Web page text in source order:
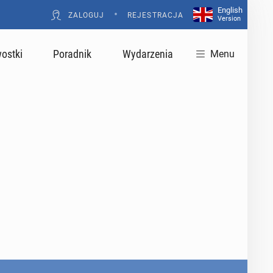
ZALOGUJ • REJESTRACJA
English
Version
Poradnik Wydarzenia Menu